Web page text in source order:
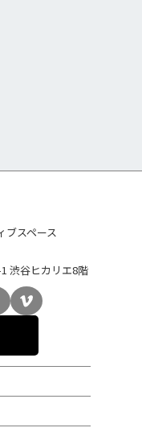
ブスペース
渋谷ヒカリエ8階